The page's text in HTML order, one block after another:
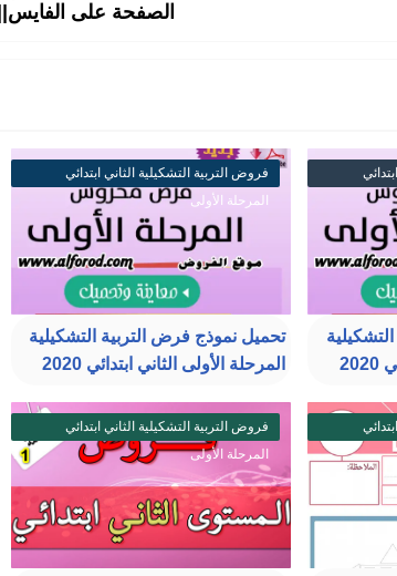
الصفحة على الفايس||
فروض التربية التشكيلية الثاني ابتدائي
المرحلة الأولى
تحميل نموذج فرض التربية التشكيلية
المرحلة الأولى الثاني ابتدائي 2020
فروض التربية التشكيلية الثاني ابتدائي
المرحلة الأولى